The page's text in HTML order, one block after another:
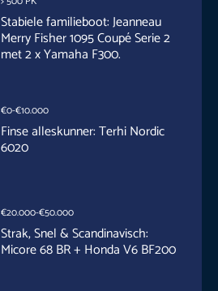
Stabiele familieboot: Jeanneau
Merry Fisher 1095 Coupé Serie 2
met 2 x Yamaha F300.
€0-€10.000
Finse alleskunner: Terhi Nordic
6020
€20.000-€50.000
Strak, Snel & Scandinavisch:
Micore 68 BR + Honda V6 BF200